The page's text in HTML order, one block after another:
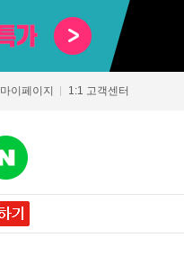
마이페이지 1:1 고객센터